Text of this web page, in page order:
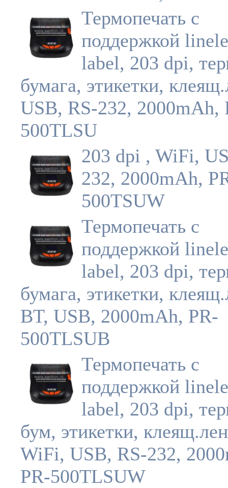
Термопечать с
поддержкой
label, 203 dpi,
бумага, этикетки,
USB, RS-232, 2000mAh,
500TLSU
203 dpi , WiFi,
232, 2000mAh,
500TSUW
Термопечать с
поддержкой
label, 203 dpi,
бумага, этикетки,
BT, USB, 2000mAh, PR-
500TLSUB
Термопечать с
поддержкой
label, 203 dpi,
бум, этикетки,
WiFi, USB, RS-232,
PR-500TLSUW